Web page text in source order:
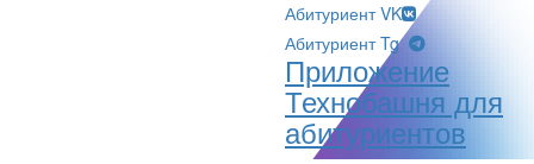
Абитуриент VK
Абитуриент Tg
Приложение
Технобашня для
абитуриентов